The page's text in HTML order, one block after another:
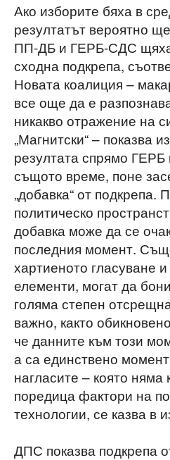
Ако изборите бяха в
резултатът вероятно
ПП-ДБ и ГЕРБ-СДС щяха
сходна подкрепа,
Новата коалиция –
все още да е
никакво отражение на
„Магнитски“ – показва
резултата спрямо
същото време, поне
„добавка“ от подкрепа.
политическо
добавка може да се
последния момент.
хартиеното гласуване
елементи, могат да
голяма степен
важно, както
че данните към този
а са единствено
нагласите – която няма
поредица фактори на
технологии, се казва в
ДПС показва подкрепа